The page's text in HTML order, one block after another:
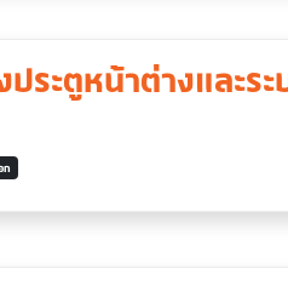
ระตูหน้าต่างและร
ก